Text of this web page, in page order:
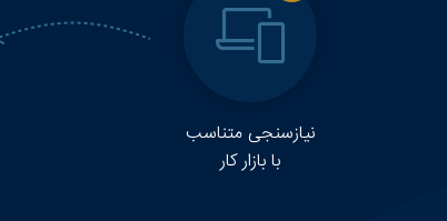
نیازسنجی متناسب
با بازار کار